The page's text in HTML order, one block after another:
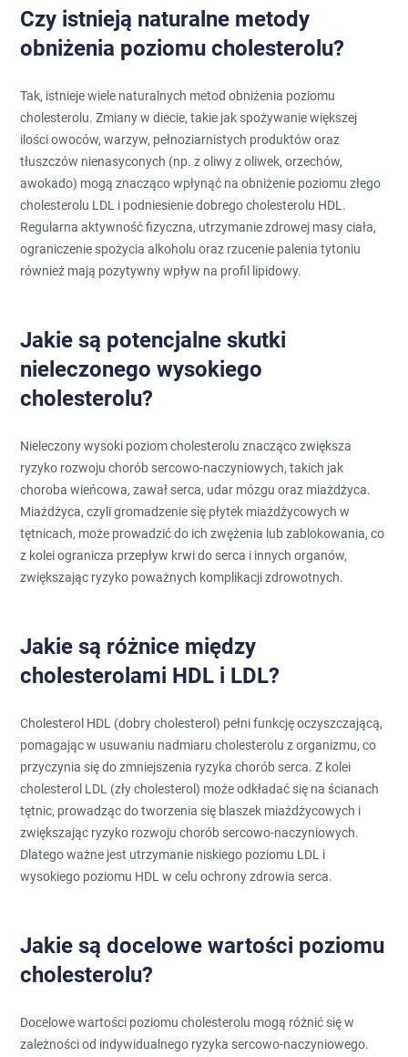
Czy istnieją naturalne metody
obniżenia poziomu cholesterolu?
Tak, istnieje wiele naturalnych metod obniżenia poziomu
cholesterolu. Zmiany w diecie, takie jak spożywanie większej
ilości owoców, warzyw, pełnoziarnistych produktów oraz
tłuszczów nienasyconych (np. z oliwy z oliwek, orzechów,
awokado) mogą znacząco wpłynąć na obniżenie poziomu złego
cholesterolu LDL i podniesienie dobrego cholesterolu HDL.
Regularna aktywność fizyczna, utrzymanie zdrowej masy ciała,
ograniczenie spożycia alkoholu oraz rzucenie palenia tytoniu
również mają pozytywny wpływ na profil lipidowy.
Jakie są potencjalne skutki
nieleczonego wysokiego
cholesterolu?
Nieleczony wysoki poziom cholesterolu znacząco zwiększa
ryzyko rozwoju chorób sercowo-naczyniowych, takich jak
choroba wieńcowa, zawał serca, udar mózgu oraz miażdżyca.
Miażdżyca, czyli gromadzenie się płytek miażdżycowych w
tętnicach, może prowadzić do ich zwężenia lub zablokowania, co
z kolei ogranicza przepływ krwi do serca i innych organów,
zwiększając ryzyko poważnych komplikacji zdrowotnych.
Jakie są różnice między
cholesterolami HDL i LDL?
Cholesterol HDL (dobry cholesterol) pełni funkcję oczyszczającą,
pomagając w usuwaniu nadmiaru cholesterolu z organizmu, co
przyczynia się do zmniejszenia ryzyka chorób serca. Z kolei
cholesterol LDL (zły cholesterol) może odkładać się na ścianach
tętnic, prowadząc do tworzenia się blaszek miażdżycowych i
zwiększając ryzyko rozwoju chorób sercowo-naczyniowych.
Dlatego ważne jest utrzymanie niskiego poziomu LDL i
wysokiego poziomu HDL w celu ochrony zdrowia serca.
Jakie są docelowe wartości poziomu
cholesterolu?
Docelowe wartości poziomu cholesterolu mogą różnić się w
zależności od indywidualnego ryzyka sercowo-naczyniowego.